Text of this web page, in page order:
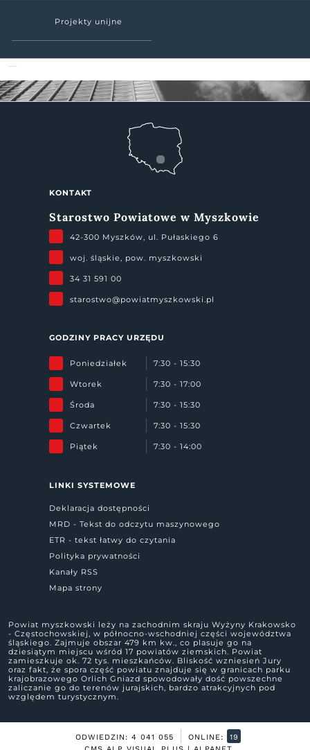
Projekty unijne
KONTAKT
Starostwo Powiatowe w Myszkowie
42-300 Myszków, ul. Pułaskiego 6
woj. śląskie, pow. myszkowski
34 31 591 00
starostwo@powiatmyszkowski.pl
GODZINY PRACY URZĘDU
Poniedziałek 7:30 - 15:30
Wtorek 7:30 - 17:00
Środa 7:30 - 15:30
Czwartek 7:30 - 15:30
Piątek 7:30 - 14:00
LINKI SYSTEMOWE
Deklaracja dostępności
MRD - Tekst do odczytu maszynowego
ETR - tekst łatwy do czytania
Polityka prywatności
Kanały RSS
Mapa strony
Powiat myszkowski leży na zachodnim skraju Wyżyny Krakowsko
- Częstochowskiej, w północno-wschodniej części województwa
śląskiego. Zajmuje obszar 479 km kw., co plasuje go na
dziesiątym miejscu wśród 17 powiatów ziemskich. Powiat
zamieszkuje ok. 72 tys. mieszkańców. Bliskość wzniesień Jury
oraz fakt, że spora część powiatu znajduje się w granicach parku
krajobrazowego Orlich Gniazd spowodowały dość powszechne
zaliczanie go do terenów jurajskich, bardzo atrakcyjnych pod
względem turystycznym.
ODWIEDZIN: 4 041 055 ONLINE:
19